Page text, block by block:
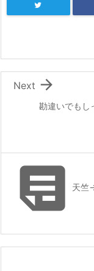
勘違いでもし

Next
天竺